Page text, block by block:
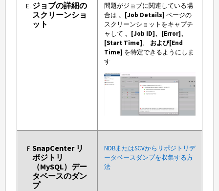
ジョブの詳細の
スクリーンショ
ット
問題がジョブに関連している場
合は 、[Job Details] ページの
スクリーンショットをキャプチ
ャして 、[Job ID]、 [Error]、
[Start Time]、 および[End
Time] を特定できるようにしま
す
SnapCenter リ
ポジトリ
（MySQL）デー
タベースのダン
プ
NDBまたはSCVからリポジトリデ
ータベースダンプを収集する方
法